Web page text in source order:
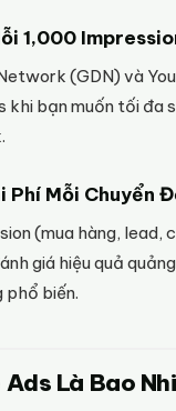
1,000
(GDN) và
khi bạn muốn tối đa
Phí Mỗi Chuyển
(mua hàng, lead,
giá hiệu quả
phổ biến.
Là Bao